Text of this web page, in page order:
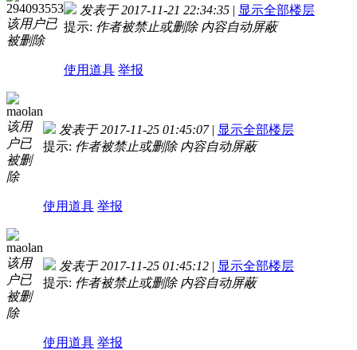
294093553
该用户已
被删除
发表于 2017-11-21 22:34:35 | 显示全部楼层
提示: 作者被禁止或删除 内容自动屏蔽
使用道具 举报
maolan
该用
户已
被删
除
发表于 2017-11-25 01:45:07 | 显示全部楼层
提示: 作者被禁止或删除 内容自动屏蔽
使用道具 举报
maolan
该用
户已
被删
除
发表于 2017-11-25 01:45:12 | 显示全部楼层
提示: 作者被禁止或删除 内容自动屏蔽
使用道具 举报